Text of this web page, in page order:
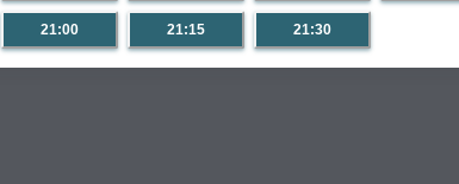
21:00 21:15 21:30